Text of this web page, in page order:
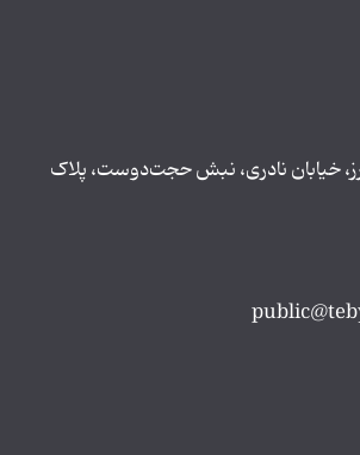
خیابان نادری، نبش حجت‌دوست، پلاک